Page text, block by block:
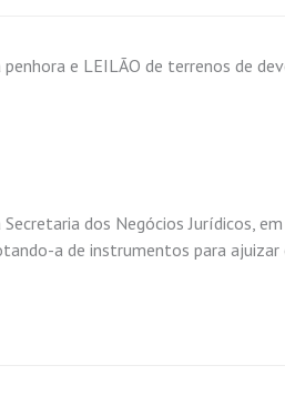
e LEILÃO de terrenos de
dos Negócios Jurídicos,
a de instrumentos para ajuizar